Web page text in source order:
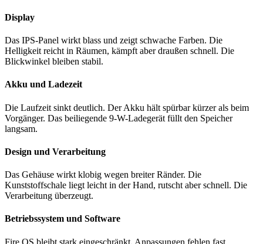
Display
Das IPS-Panel wirkt blass und zeigt schwache Farben. Die
Helligkeit reicht in Räumen, kämpft aber draußen schnell. Die
Blickwinkel bleiben stabil.
Akku und Ladezeit
Die Laufzeit sinkt deutlich. Der Akku hält spürbar kürzer als beim
Vorgänger. Das beiliegende 9-W-Ladegerät füllt den Speicher
langsam.
Design und Verarbeitung
Das Gehäuse wirkt klobig wegen breiter Ränder. Die
Kunststoffschale liegt leicht in der Hand, rutscht aber schnell. Die
Verarbeitung überzeugt.
Betriebssystem und Software
Fire OS bleibt stark eingeschränkt. Anpassungen fehlen fast